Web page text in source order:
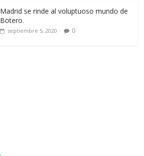
Madrid se rinde al voluptuoso mundo de
Botero.
septiembre 5, 2020 0